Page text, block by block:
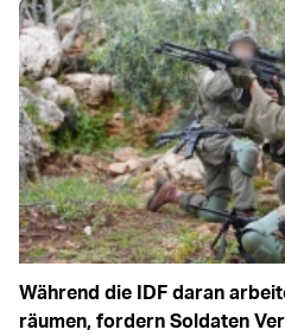
Während die IDF daran
räumen, fordern Soldaten